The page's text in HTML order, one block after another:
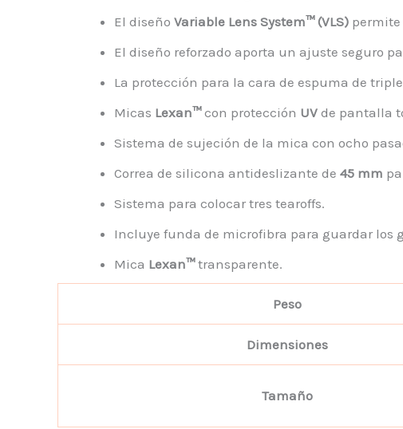
El diseño Variable Lens System™ (VLS)
El diseño reforzado aporta un ajuste seguro
La protección para la cara de espuma de
Micas Lexan™con protección UV de pantalla
Sistema de sujeción de la mica con ocho
Correa de silicona antideslizante de 45 mm
Sistema para colocar tres tearoffs.
Incluye funda de microfibra para guardar los
Mica Lexan™transparente.
Peso
Dimensiones
Tamaño